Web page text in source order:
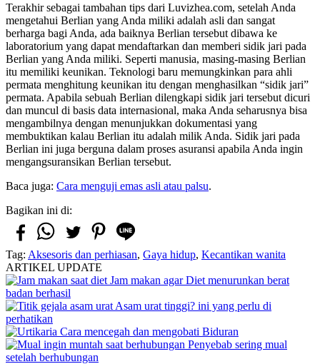
Terakhir sebagai tambahan tips dari Luvizhea.com, setelah Anda
mengetahui Berlian yang Anda miliki adalah asli dan sangat
berharga bagi Anda, ada baiknya Berlian tersebut dibawa ke
laboratorium yang dapat mendaftarkan dan memberi sidik jari pada
Berlian yang Anda miliki. Seperti manusia, masing-masing Berlian
itu memiliki keunikan. Teknologi baru memungkinkan para ahli
permata menghitung keunikan itu dengan menghasilkan “sidik jari”
permata. Apabila sebuah Berlian dilengkapi sidik jari tersebut dicuri
dan muncul di basis data internasional, maka Anda seharusnya bisa
mengambilnya dengan menunjukkan dokumentasi yang
membuktikan kalau Berlian itu adalah milik Anda. Sidik jari pada
Berlian ini juga berguna dalam proses asuransi apabila Anda ingin
mengangsuransikan Berlian tersebut.
Baca juga: Cara menguji emas asli atau palsu.
Bagikan ini di:
Tag: Aksesoris dan perhiasan, Gaya hidup, Kecantikan wanita
ARTIKEL UPDATE
Jam makan agar Diet menurunkan berat
badan berhasil
Asam urat tinggi? ini yang perlu di
perhatikan
Cara mencegah dan mengobati Biduran
Penyebab sering mual
setelah berhubungan